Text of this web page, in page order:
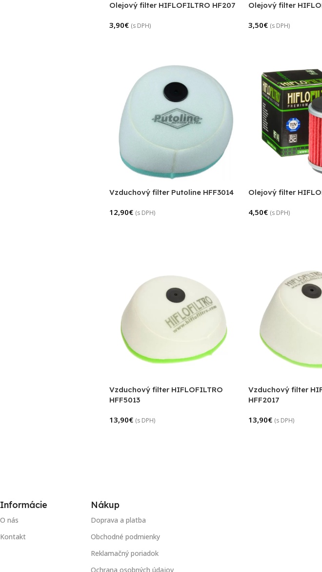
Olejový filter HIFLOFILTRO HF207
3,90€ (s DPH)
Olejový filter
3,50€ (s DPH)
Vzduchový filter Putoline HFF3014
12,90€ (s DPH)
Olejový filter
4,50€ (s DPH)
Vzduchový filter HIFLOFILTRO
HFF5013
13,90€ (s DPH)
Vzduchový filter
HFF2017
13,90€ (s DPH)
Informácie
O nás
Kontakt
Nákup
Doprava a platba
Obchodné podmienky
Reklamačný poriadok
Ochrana osobných údajov